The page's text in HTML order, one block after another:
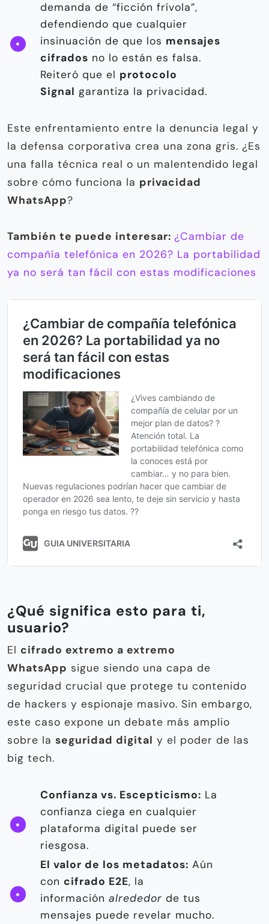
demanda de “ficción frívola”,
defendiendo que cualquier
insinuación de que los mensajes
cifrados no lo están es falsa.
Reiteró que el protocolo
Signal garantiza la privacidad.
Este enfrentamiento entre la denuncia legal y
la defensa corporativa crea una zona gris. ¿Es
una falla técnica real o un malentendido legal
sobre cómo funciona la privacidad
WhatsApp?
También te puede interesar: ¿Cambiar de
compañía telefónica en 2026? La portabilidad
ya no será tan fácil con estas modificaciones
¿Qué significa esto para ti,
usuario?
El cifrado extremo a extremo
WhatsApp sigue siendo una capa de
seguridad crucial que protege tu contenido
de hackers y espionaje masivo. Sin embargo,
este caso expone un debate más amplio
sobre la seguridad digital y el poder de las
big tech.
Confianza vs. Escepticismo: La
confianza ciega en cualquier
plataforma digital puede ser
riesgosa.
El valor de los metadatos: Aún
con cifrado E2E, la
información alrededor de tus
mensajes puede revelar mucho.